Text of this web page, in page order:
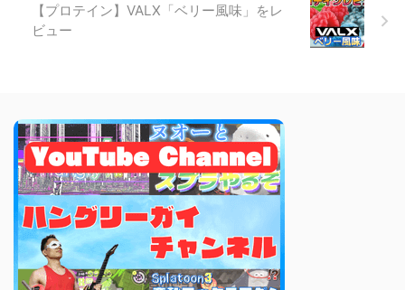
【プロテイン】VALX「ベリー風味」をレ
ビュー